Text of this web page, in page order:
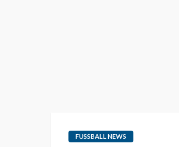
FUSSBALL NEWS